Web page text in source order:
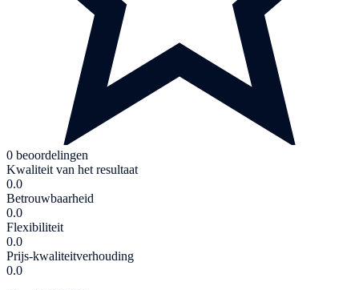
0 beoordelingen
Kwaliteit van het resultaat
0.0
Betrouwbaarheid
0.0
Flexibiliteit
0.0
Prijs-kwaliteitverhouding
0.0